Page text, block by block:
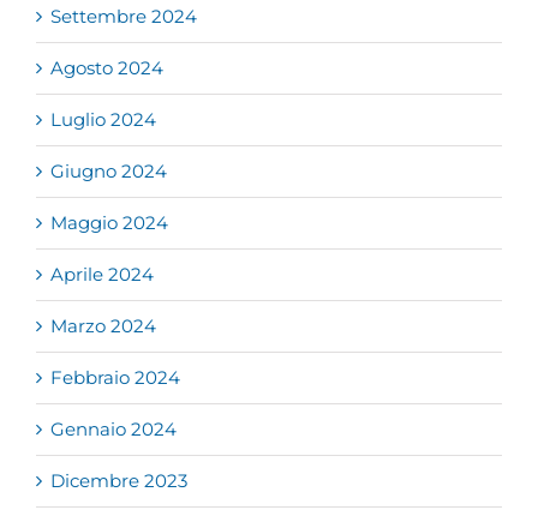
Settembre 2024
Agosto 2024
Luglio 2024
Giugno 2024
Maggio 2024
Aprile 2024
Marzo 2024
Febbraio 2024
Gennaio 2024
Dicembre 2023